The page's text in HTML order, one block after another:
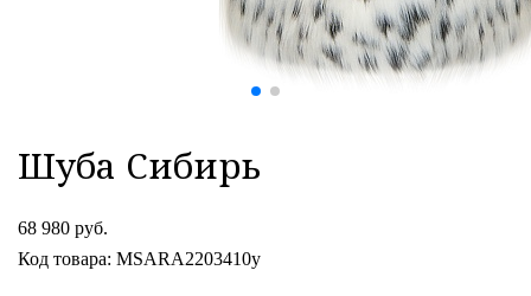
Шуба Сибирь
68 980 руб.
Код товара: MSARA2203410y